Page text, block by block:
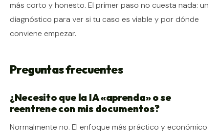
más corto y honesto. El primer paso no cuesta nada: un
diagnóstico para ver si tu caso es viable y por dónde
conviene empezar.
Preguntas frecuentes
¿Necesito que la IA «aprenda» o se
reentrene con mis documentos?
Normalmente no. El enfoque más práctico y económico